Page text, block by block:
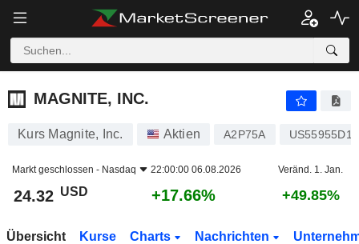
MAGNITE, INC.
MAGNITE, INC.
Kurs Magnite, Inc. Aktien A2P75A
Markt geschlossen - Nasdaq 22:00:00 06.08.2026 Veränd. 1. Jan.
24.32 USD +17.66% +49.85%
Übersicht Kurse Charts Nachrichten